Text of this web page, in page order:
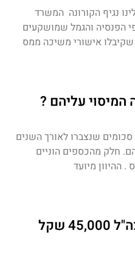
נגיף הקורונה המשרד
הפנסיה והגמל שמושקעים
אישורי משיכה ממס
המיסוי עליהם ?
שנצברו לאורך השנים
חלק מהכספים הוניים
ההיוון מיועד
איך החזרתי לפורשת צה"ל 45,000 שקל